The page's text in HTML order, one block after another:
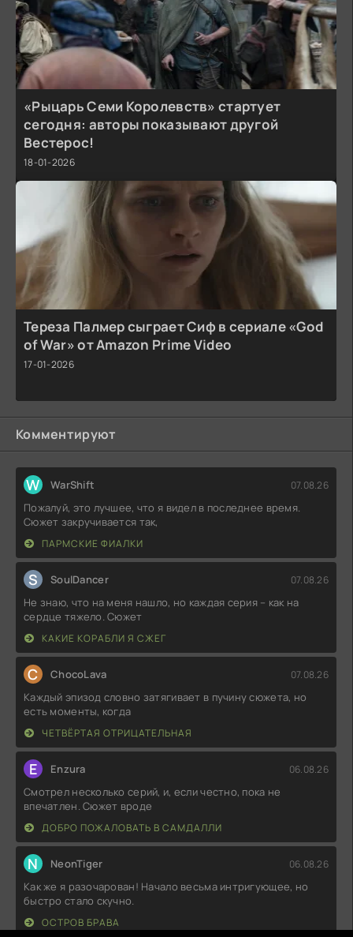
«Рыцарь Семи Королевств» стартует
сегодня: авторы показывают другой
Вестерос!
18-01-2026
Тереза Палмер сыграет Сиф в сериале «God
of War» от Amazon Prime Video
17-01-2026
Комментируют
W WarShift 07.08.26
Пожалуй, это лучшее, что я видел в последнее время.
Сюжет закручивается так,
ПАРМСКИЕ ФИАЛКИ
S SoulDancer 07.08.26
Не знаю, что на меня нашло, но каждая серия – как на
сердце тяжело. Сюжет
КАКИЕ КОРАБЛИ Я СЖЕГ
C ChocoLava 07.08.26
Каждый эпизод словно затягивает в пучину сюжета, но
есть моменты, когда
ЧЕТВЁРТАЯ ОТРИЦАТЕЛЬНАЯ
E Enzura 06.08.26
Смотрел несколько серий, и, если честно, пока не
впечатлен. Сюжет вроде
ДОБРО ПОЖАЛОВАТЬ В САМДАЛЛИ
N NeonTiger 06.08.26
Как же я разочарован! Начало весьма интригующее, но
быстро стало скучно.
ОСТРОВ БРАВА